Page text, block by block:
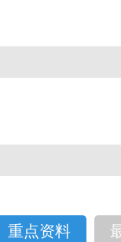
选择题
重点资料